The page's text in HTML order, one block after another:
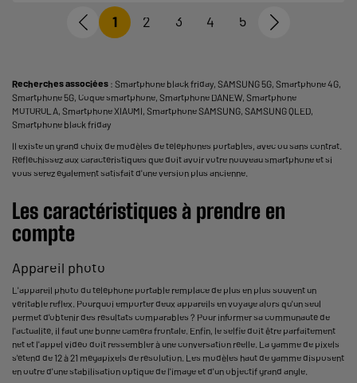
1 2 3 4 5
Recherches associées : Smartphone black friday, SAMSUNG 5G, Smartphone 4G,
Smartphone 5G, Coque smartphone, Smartphone DANEW, Smartphone
MOTOROLA, Smartphone XIAOMI, Smartphone SAMSUNG, SAMSUNG QLED,
Smartphone black friday
Il existe un grand choix de modèles de téléphones portables, avec ou sans contrat.
Réfléchissez aux caractéristiques que doit avoir votre nouveau smartphone et si
vous serez également satisfait d'une version plus ancienne.
Les caractéristiques à prendre en
compte
Appareil photo
L'appareil photo du téléphone portable remplace de plus en plus souvent un
véritable reflex. Pourquoi emporter deux appareils en voyage alors qu'un seul
permet d'obtenir des résultats comparables ? Pour informer sa communauté de
l'actualité, il faut une bonne caméra frontale. Enfin, le selfie doit être parfaitement
net et l'appel vidéo doit ressembler à une conversation réelle. La gamme de pixels
s'étend de 12 à 21 mégapixels de résolution. Les modèles haut de gamme disposent
en outre d'une stabilisation optique de l'image et d'un objectif grand angle.